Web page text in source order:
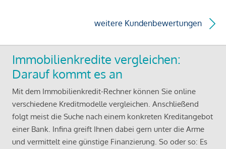
weitere Kundenbewertungen
Immobilienkredite vergleichen:
Darauf kommt es an
Mit dem Immobilienkredit-Rechner können Sie online
verschiedene Kreditmodelle vergleichen. Anschließend
folgt meist die Suche nach einem konkreten Kreditangebot
einer Bank. Infina greift Ihnen dabei gern unter die Arme
und vermittelt eine günstige Finanzierung. So oder so: Es